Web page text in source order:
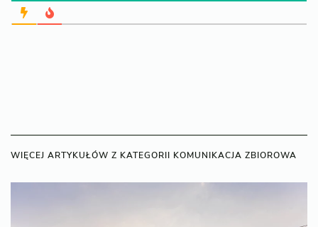
WIĘCEJ ARTYKUŁÓW Z KATEGORII KOMUNIKACJA ZBIOROWA